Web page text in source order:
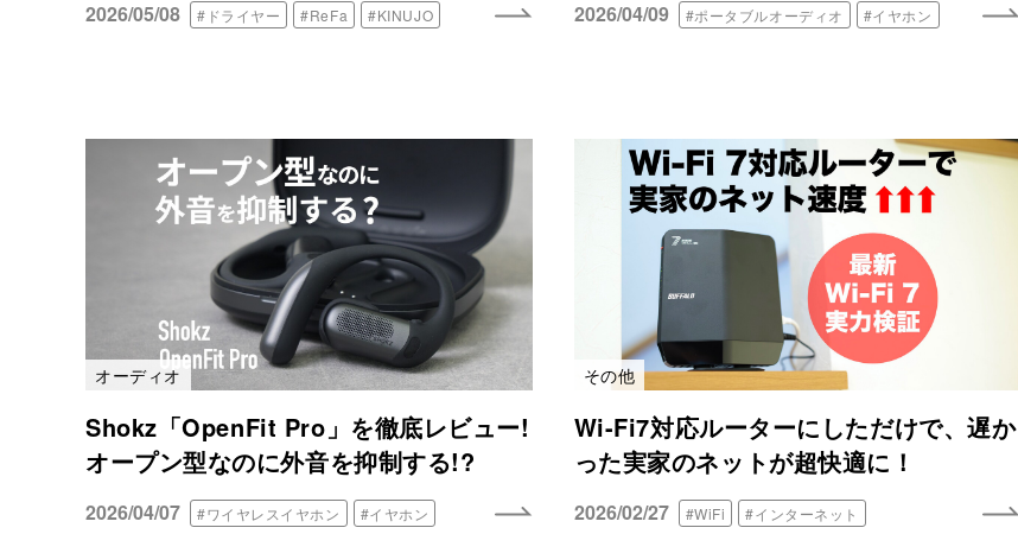
2026/05/08 #ドライヤー #ReFa #KINUJO 2026/04/09 #ポータブルオーディオ #イヤホン
オーディオ
Shokz「OpenFit Pro」を徹底レビュー!
オープン型なのに外音を抑制する!?
2026/04/07 #ワイヤレスイヤホン #イヤホン
その他
Wi-Fi7対応ルーターにしただけで、遅か
った実家のネットが超快適に！
2026/02/27 #WiFi #インターネット